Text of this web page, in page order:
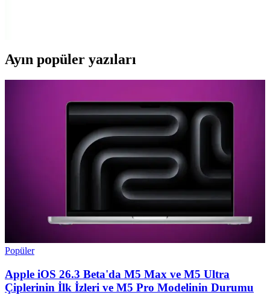
Ayın popüler yazıları
Popüler
Apple iOS 26.3 Beta'da M5 Max ve M5 Ultra
Çiplerinin İlk İzleri ve M5 Pro Modelinin Durumu